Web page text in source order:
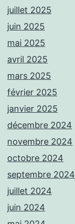
juillet 2025
juin 2025
mai 2025
avril 2025
mars 2025
février 2025
janvier 2025
décembre 2024
novembre 2024
octobre 2024
septembre 2024
juillet 2024
juin 2024